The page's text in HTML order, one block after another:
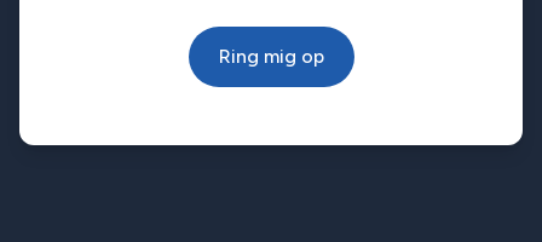
Ring mig op